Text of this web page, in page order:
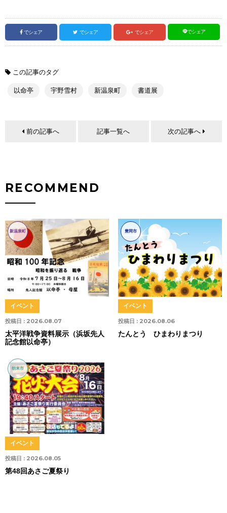
でシェア でシェア でシェア でシェア
この記事のタグ
以命亭 宇野雪村 新温泉町 書道展
前の記事へ 記事一覧へ 次の記事へ
RECOMMEND
新温泉町
投稿日 : 2026.08.07
イベント
太平洋戦争資料展示（浜坂先人
記念館以命亭）
豊岡市
投稿日 : 2026.08.06
イベント
たんとう ひまわりまつり
朝来市
投稿日 : 2026.08.05
イベント
第48回あさご夏祭り